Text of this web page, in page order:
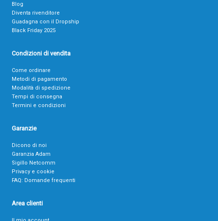
Blog
Diventa rivenditore
Guadagna con il Dropship
Black Friday 2025
Condizioni di vendita
Come ordinare
Metodi di pagamento
Modalità di spedizione
Tempi di consegna
Termini e condizioni
Garanzie
Dicono di noi
Garanzia Adam
Sigillo Netcomm
Privacy e cookie
FAQ: Domande frequenti
Area clienti